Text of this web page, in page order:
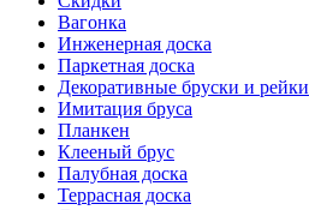
Вагонка
Инженерная доска
Паркетная доска
Декоративные бруски и рейки
Имитация бруса
Планкен
Клееный брус
Палубная доска
Террасная доска